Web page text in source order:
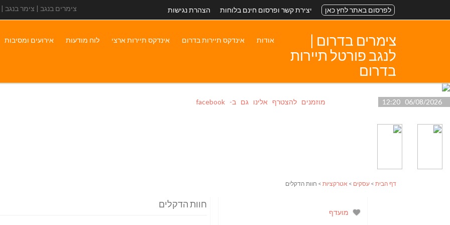
צימרים בנגב | צימר בנגב לפרסום באתר לחץ כאן יצירת קשר ופרסום חינם בלוחות הצהרת נגישות
צימרים בדרום |
לנגב פורטל תיירות
בדרום
אודות אינדקס תיירות בדרום אינדקס תיירות ארצי לוח מודעות אירועים ומסיבות
06/08/2026 12:20 מוזמנים להצטרף אלינו גם ב- facebook
דף הבית > עסקים > אטרקציות > חוות הדקלים
חוות הדקלים
מועדף